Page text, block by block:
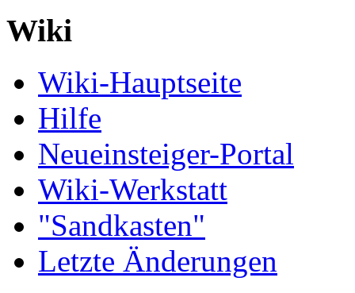
Wiki
Wiki-Hauptseite
Hilfe
Neueinsteiger-Portal
Wiki-Werkstatt
"Sandkasten"
Letzte Änderungen